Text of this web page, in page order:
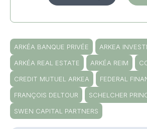
ARKÉA BANQUE PRIVÉE
ARKEA
ARKÉA REAL ESTATE
ARKÉA REIM
CREDIT MUTUEL ARKEA
FEDERAL
FRANÇOIS DELTOUR
SCHELCHER
SWEN CAPITAL PARTNERS